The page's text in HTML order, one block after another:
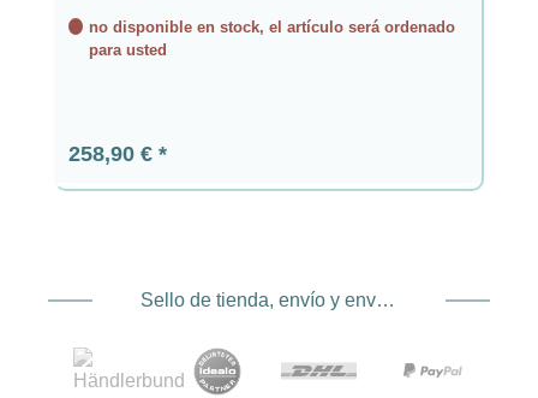
no disponible en stock, el artículo será ordenado
para usted
Precio normal:
258,90 €
Sello de tienda, envío y envío. Proveedor de servicios de pago